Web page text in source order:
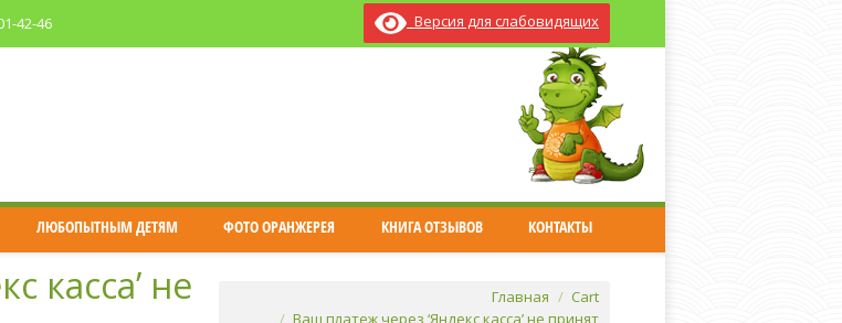
42-46 Версия для слабовидящих
ЛЮБОПЫТНЫМ ДЕТЯМ ФОТО ОРАНЖЕРЕЯ КНИГА ОТЗЫВОВ КОНТАКТЫ
касса’ не
Главная
Cart
Ваш платеж через ‘Яндекс касса’ не принят